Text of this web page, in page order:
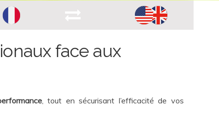
face aux
, tout en sécurisant l’efficacité de vos